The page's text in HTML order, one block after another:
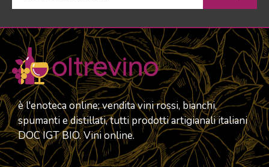
è l'enoteca online; vendita vini rossi, bianchi,
spumanti e distillati, tutti prodotti artigianali italiani
DOC IGT BIO. Vini online.